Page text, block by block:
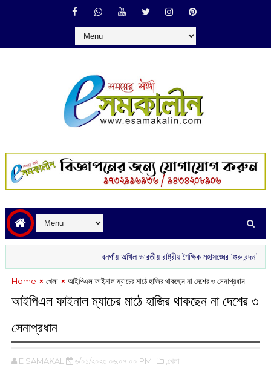
বনগাঁয় অখিল ভারতীয় রাষ্ট্রীয় শৈক্ষিক মহাসঙ্ঘের ‘গুরু বন্দন’ রাতে বাড়ি
Home খেলা আইপিএল ফাইনাল ম্যাচের মাঠে হাজির থাকছেন না দেশের ৩ সেনাপ্রধান
আইপিএল ফাইনাল ম্যাচের মাঠে হাজির থাকছেন না দেশের ৩
সেনাপ্রধান
E SAMAKALIN ৬/০১/২০২৫ ০৬:০৭:০০ PM ,খেলা